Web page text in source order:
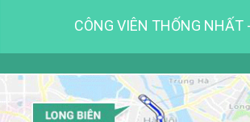
CÔNG VIÊN THỐNG NHẤT